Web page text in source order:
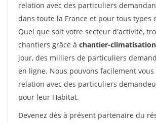
relation avec des particuliers
dans toute la France et pour tous types
Quel que soit votre secteur d'activité,
chantiers grâce à chantier-
jour, des milliers de particuliers
en ligne. Nous pouvons facilement
relation avec des particuliers
pour leur Habitat.
Devenez dès à présent partenaire du